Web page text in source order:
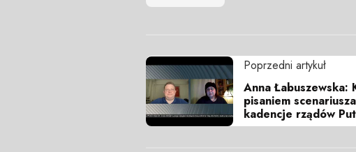
Poprzedni artykuł
Anna Łabuszewska:
pisaniem
kadencje rządów